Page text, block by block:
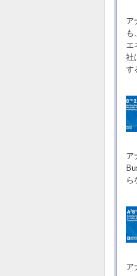
ア
も
エ
社
す
ア
ら
ア